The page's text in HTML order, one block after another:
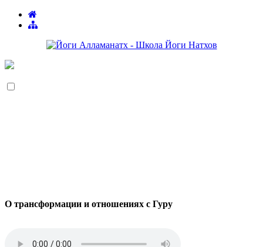
О трансформации и отношениях с Гуру